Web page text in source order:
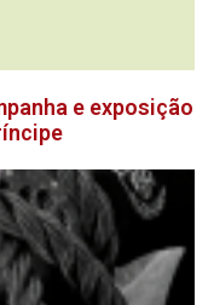
e exposição